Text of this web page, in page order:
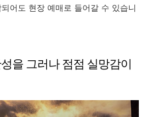
어도 현장 예매로 들어갈 수 있습니
을 그러나 점점 실망감이